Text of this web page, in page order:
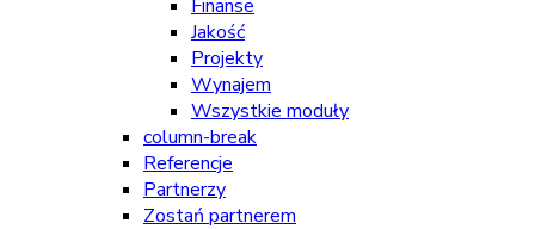
Finanse
Jakość
Projekty
Wynajem
Wszystkie moduły
column-break
Referencje
Partnerzy
Zostań partnerem